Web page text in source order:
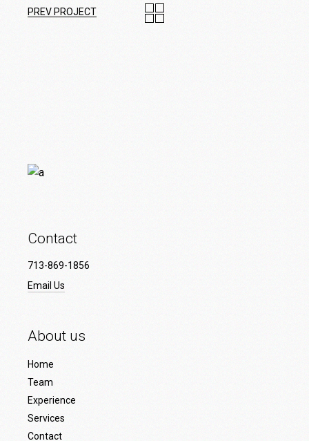
PREV PROJECT
Contact
713-869-1856
Email Us
About us
Home
Team
Experience
Services
Contact